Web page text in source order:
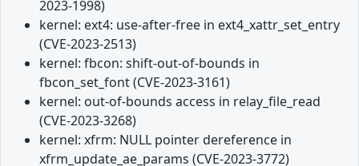
2023-1998)
kernel: ext4: use-after-free in ext4_xattr_set_entry
(CVE-2023-2513)
kernel: fbcon: shift-out-of-bounds in
fbcon_set_font (CVE-2023-3161)
kernel: out-of-bounds access in relay_file_read
(CVE-2023-3268)
kernel: xfrm: NULL pointer dereference in
xfrm_update_ae_params (CVE-2023-3772)